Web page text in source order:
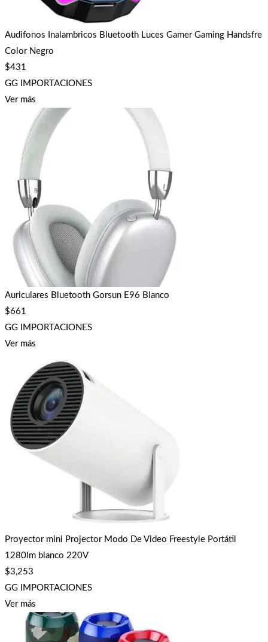
Audifonos Inalambricos Bluetooth Luces Gamer Gaming Handsfre
Color Negro
$431
GG IMPORTACIONES
Ver más
Auriculares Bluetooth Gorsun E96 Blanco
$661
GG IMPORTACIONES
Ver más
Proyector mini Projector Modo De Video Freestyle Portátil
1280lm blanco 220V
$3,253
GG IMPORTACIONES
Ver más